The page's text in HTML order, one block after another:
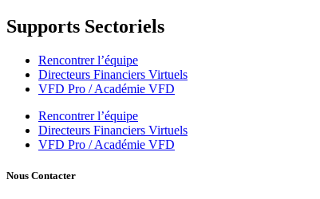
Supports Sectoriels
Rencontrer l’équipe
Directeurs Financiers Virtuels
VFD Pro / Académie VFD
Rencontrer l’équipe
Directeurs Financiers Virtuels
VFD Pro / Académie VFD
Nous Contacter